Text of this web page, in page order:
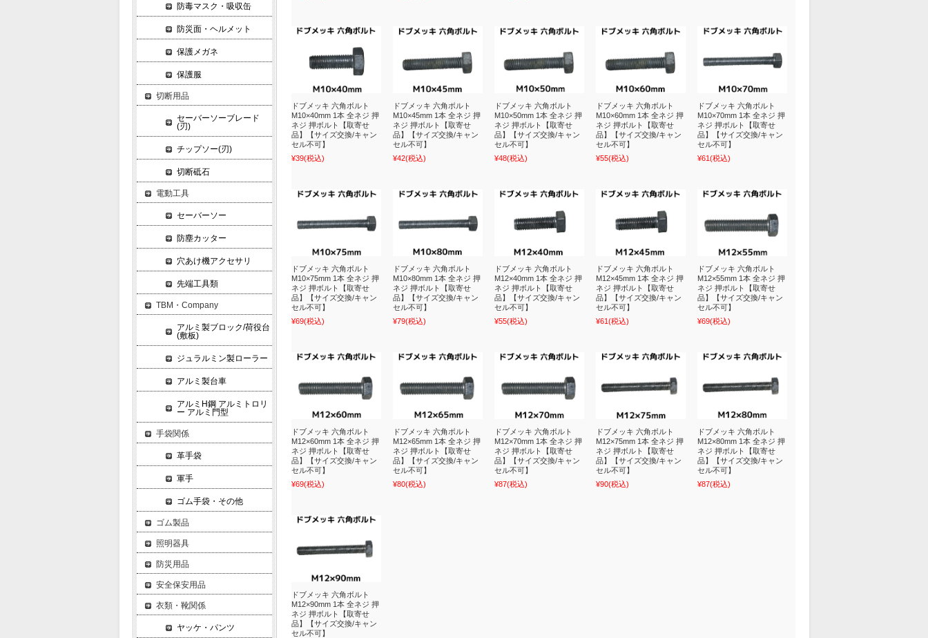
ドブメッキ 六角ボルト
M10×40mm 1本 全ネジ 押
ネジ 押ボルト【取寄せ
品】【サイズ交換/キャン
セル不可】
¥39(税込)
ドブメッキ 六角ボルト
M10×45mm 1本 全ネジ 押
ネジ 押ボルト【取寄せ
品】【サイズ交換/キャン
セル不可】
¥42(税込)
ドブメッキ 六角ボルト
M10×50mm 1本 全ネジ 押
ネジ 押ボルト【取寄せ
品】【サイズ交換/キャン
セル不可】
¥48(税込)
ドブメッキ 六角ボルト
M10×60mm 1本 全ネジ 押
ネジ 押ボルト【取寄せ
品】【サイズ交換/キャン
セル不可】
¥55(税込)
ドブメッキ 六角ボルト
M10×70mm 1本 全ネジ 押
ネジ 押ボルト【取寄せ
品】【サイズ交換/キャン
セル不可】
¥61(税込)
ドブメッキ 六角ボルト
M10×75mm 1本 全ネジ 押
ネジ 押ボルト【取寄せ
品】【サイズ交換/キャン
セル不可】
¥69(税込)
ドブメッキ 六角ボルト
M10×80mm 1本 全ネジ 押
ネジ 押ボルト【取寄せ
品】【サイズ交換/キャン
セル不可】
¥79(税込)
ドブメッキ 六角ボルト
M12×40mm 1本 全ネジ 押
ネジ 押ボルト【取寄せ
品】【サイズ交換/キャン
セル不可】
¥55(税込)
ドブメッキ 六角ボルト
M12×45mm 1本 全ネジ 押
ネジ 押ボルト【取寄せ
品】【サイズ交換/キャン
セル不可】
¥61(税込)
ドブメッキ 六角ボルト
M12×55mm 1本 全ネジ 押
ネジ 押ボルト【取寄せ
品】【サイズ交換/キャン
セル不可】
¥69(税込)
ドブメッキ 六角ボルト
M12×60mm 1本 全ネジ 押
ネジ 押ボルト【取寄せ
品】【サイズ交換/キャン
セル不可】
¥69(税込)
ドブメッキ 六角ボルト
M12×65mm 1本 全ネジ 押
ネジ 押ボルト【取寄せ
品】【サイズ交換/キャン
セル不可】
¥80(税込)
ドブメッキ 六角ボルト
M12×70mm 1本 全ネジ 押
ネジ 押ボルト【取寄せ
品】【サイズ交換/キャン
セル不可】
¥87(税込)
ドブメッキ 六角ボルト
M12×75mm 1本 全ネジ 押
ネジ 押ボルト【取寄せ
品】【サイズ交換/キャン
セル不可】
¥90(税込)
ドブメッキ 六角ボルト
M12×80mm 1本 全ネジ 押
ネジ 押ボルト【取寄せ
品】【サイズ交換/キャン
セル不可】
¥87(税込)
ドブメッキ 六角ボルト
M12×90mm 1本 全ネジ 押
ネジ 押ボルト【取寄せ
品】【サイズ交換/キャン
セル不可】
防毒マスク・吸収缶
防災面・ヘルメット
保護メガネ
保護服
切断用品
セーバーソーブレード
(刃)
チップソー(刃)
切断砥石
電動工具
セーバーソー
防塵カッター
穴あけ機アクセサリ
先端工具類
TBM・Company
アルミ製ブロック/荷役台
(敷板)
ジュラルミン製ローラー
アルミ製台車
アルミH鋼 アルミトロリ
ー アルミ門型
手袋関係
革手袋
軍手
ゴム手袋・その他
ゴム製品
照明器具
防災用品
安全保安用品
衣類・靴関係
ヤッケ・パンツ